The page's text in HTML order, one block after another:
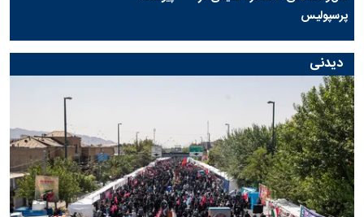
پرسپولیس
دیدنی